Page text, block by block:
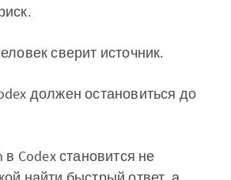
сверит источник.
должен остановиться до
в Codex становится не